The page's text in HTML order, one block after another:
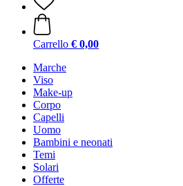
Carrello € 0,00
Marche
Viso
Make-up
Corpo
Capelli
Uomo
Bambini e neonati
Temi
Solari
Offerte